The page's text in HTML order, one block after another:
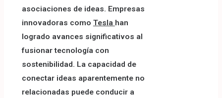
asociaciones de ideas. Empresas
innovadoras como Tesla han
logrado avances significativos al
fusionar tecnología con
sostenibilidad. La capacidad de
conectar ideas aparentemente no
relacionadas puede conducir a